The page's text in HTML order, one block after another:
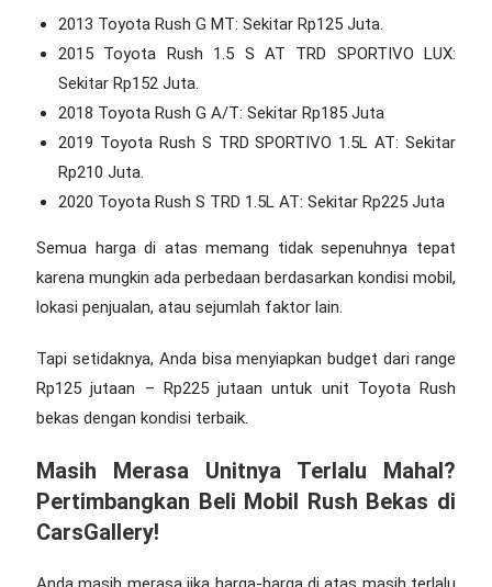
2013 Toyota Rush G MT: Sekitar Rp125 Juta.
2015 Toyota Rush 1.5 S AT TRD SPORTIVO LUX:
Sekitar Rp152 Juta.
2018 Toyota Rush G A/T: Sekitar Rp185 Juta
2019 Toyota Rush S TRD SPORTIVO 1.5L AT: Sekitar
Rp210 Juta.
2020 Toyota Rush S TRD 1.5L AT: Sekitar Rp225 Juta
Semua harga di atas memang tidak sepenuhnya tepat
karena mungkin ada perbedaan berdasarkan kondisi mobil,
lokasi penjualan, atau sejumlah faktor lain.
Tapi setidaknya, Anda bisa menyiapkan budget dari range
Rp125 jutaan – Rp225 jutaan untuk unit Toyota Rush
bekas dengan kondisi terbaik.
Masih Merasa Unitnya Terlalu Mahal?
Pertimbangkan Beli Mobil Rush Bekas di
CarsGallery!